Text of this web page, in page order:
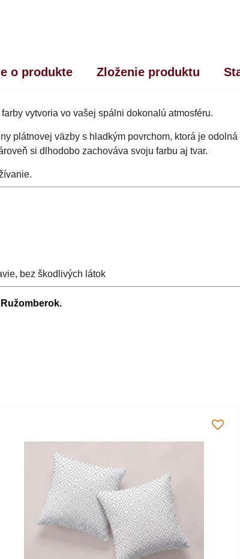
o produkte Zloženie produktu
vytvoria vo vašej spálni dokonalú atmosféru.
plátnovej väzby s hladkým povrchom, ktorá je odolná
si dlhodobo zachováva svoju farbu aj tvar.
bez škodlivých látok